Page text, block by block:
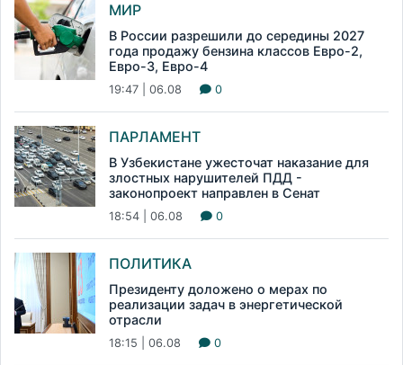
МИР
В России разрешили до середины 2027
года продажу бензина классов Евро-2,
Евро-3, Евро-4
19:47 | 06.08 0
ПАРЛАМЕНТ
В Узбекистане ужесточат наказание для
злостных нарушителей ПДД -
законопроект направлен в Сенат
18:54 | 06.08 0
ПОЛИТИКА
Президенту доложено о мерах по
реализации задач в энергетической
отрасли
18:15 | 06.08 0